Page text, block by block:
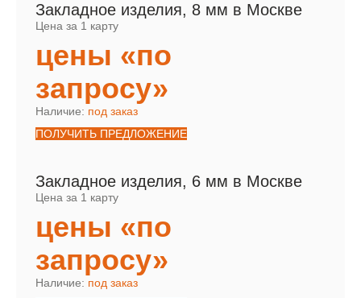
Закладное изделия, 8 мм в Москве
Цена за 1 карту
цены «по
запросу»
Наличие: под заказ
ПОЛУЧИТЬ ПРЕДЛОЖЕНИЕ
Закладное изделия, 6 мм в Москве
Цена за 1 карту
цены «по
запросу»
Наличие: под заказ